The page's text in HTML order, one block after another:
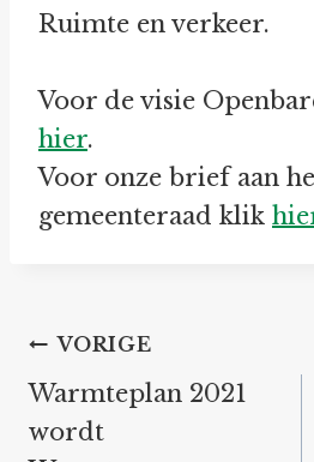
Ruimte en verkeer.
Voor de visie
hier.
Voor onze brief aan
gemeenteraad klik
Bericht
navigatie
VORIGE
Warmteplan 2021
wordt